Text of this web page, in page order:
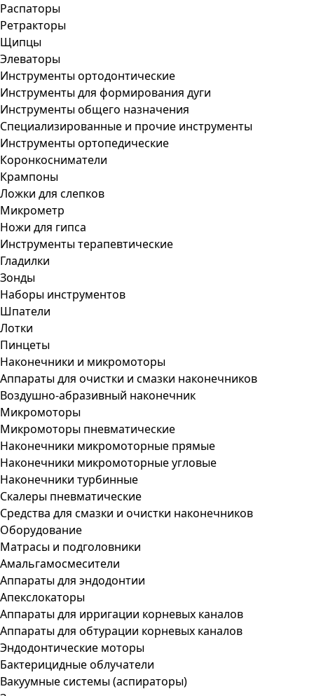
Распаторы
Ретракторы
Щипцы
Элеваторы
Инструменты ортодонтические
Инструменты для формирования дуги
Инструменты общего назначения
Специализированные и прочие инструменты
Инструменты ортопедические
Коронкосниматели
Крампоны
Ложки для слепков
Микрометр
Ножи для гипса
Инструменты терапевтические
Гладилки
Зонды
Наборы инструментов
Шпатели
Лотки
Пинцеты
Наконечники и микромоторы
Аппараты для очистки и смазки наконечников
Воздушно-абразивный наконечник
Микромоторы
Микромоторы пневматические
Наконечники микромоторные прямые
Наконечники микромоторные угловые
Наконечники турбинные
Скалеры пневматические
Средства для смазки и очистки наконечников
Оборудование
Матрасы и подголовники
Амальгамосмесители
Аппараты для эндодонтии
Апекслокаторы
Аппараты для ирригации корневых каналов
Аппараты для обтурации корневых каналов
Эндодонтические моторы
Бактерицидные облучатели
Вакуумные системы (аспираторы)